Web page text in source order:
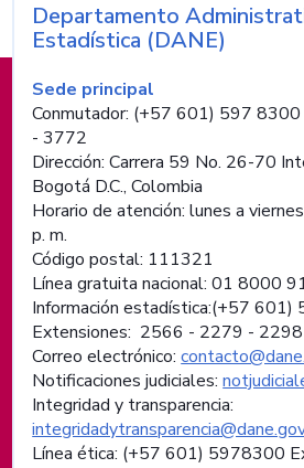
Información de pie
Nombre de la
Departamento
Estadística (DANE)
Sede principal
Conmutador: (+57 601) 597
- 3772
Dirección: Carrera 59 No. 26-70
Bogotá D.C., Colombia
Horario de atención: lunes a
p. m.
Código postal: 111321
Línea gratuita nacional: 01 8000
Información estadística:(+57 601)
Extensiones: 2566 - 2279 -
Correo electrónico:
Notificaciones judiciales:
Integridad y transparencia:
Línea ética: (+57 601) 5978300